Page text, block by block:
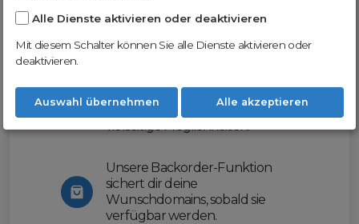
Nutze unsere Erfahrung und profitiere
erleichtern wir dir den
Domainhandel und bieten dir
vielseitige Möglichkeiten.
Unsere Backorder-Funktion
sichert dir deine
Wunschdomains, sobald sie
verfügbar werden.
Alle Dienste aktivieren oder deaktivieren
Mit diesem Schalter können Sie alle Dienste aktivieren oder
deaktivieren.
Auswahl übernehmen Alle akzeptieren